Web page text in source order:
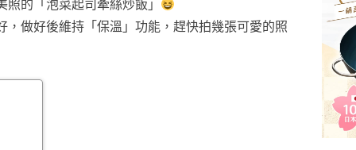
的「泡菜起司牽絲炒飯」
，做好後維持「保溫」功能，趕快拍幾張可愛的照